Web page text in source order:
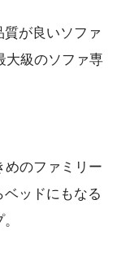
が良いソファ
大級のソファ専
めのファミリー
ッドにもなる